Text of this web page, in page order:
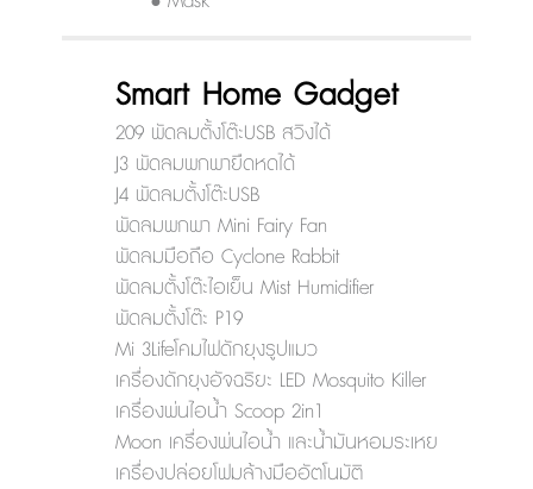
Smart Home Gadget
209 พัดลมตั้งโต๊ะUSB สวิงได้
J3 พัดลมพกพายืดหดได้
J4 พัดลมตั้งโต๊ะUSB
พัดลมพกพา Mini Fairy Fan
พัดลมมือถือ Cyclone Rabbit
พัดลมตั้งโต๊ะไอเย็น Mist Humidifier
พัดลมตั้งโต๊ะ P19
Mi 3Lifeโคมไฟดักยุงรูปแมว
เครื่องดักยุงอัจฉริยะ LED Mosquito Killer
เครื่องพ่นไอน้ำ Scoop 2in1
Moon เครื่องพ่นไอน้ำ และน้ำมันหอมระเหย
เครื่องปล่อยโฟมล้างมืออัตโนมัติ